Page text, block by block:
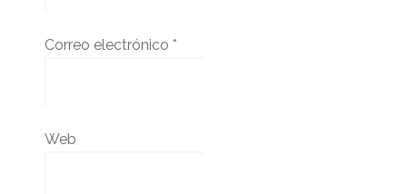
Correo electrónico *
Web